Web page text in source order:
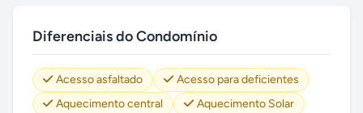
Diferenciais do Condomínio
Acesso asfaltado
Acesso para deficientes
Aquecimento central
Aquecimento Solar